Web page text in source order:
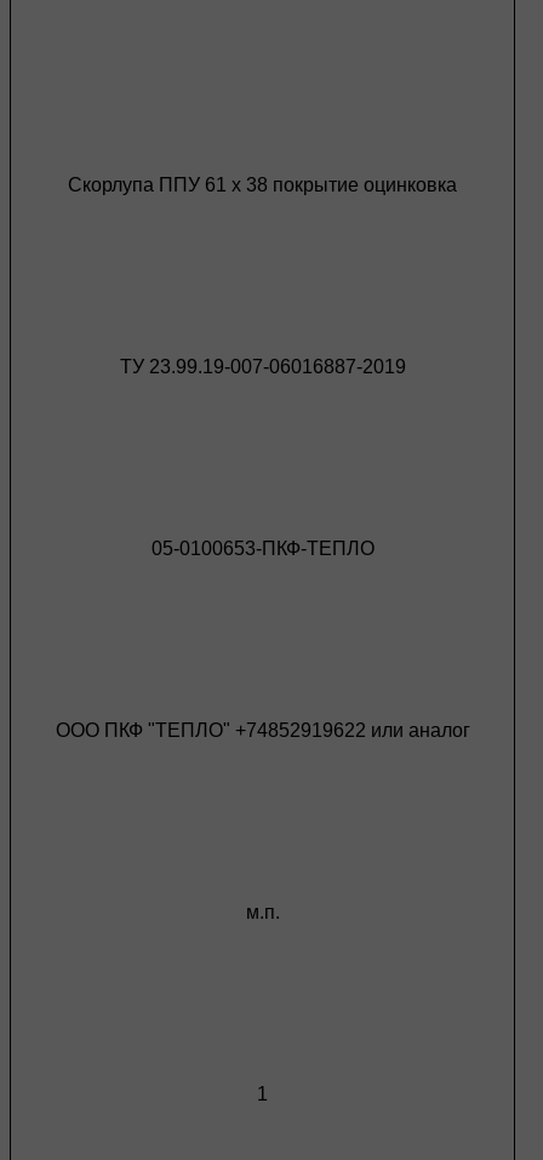
Скорлупа ППУ 61 х 38 покрытие оцинковка
ТУ 23.99.19-007-06016887-2019
05-0100653-ПКФ-ТЕПЛО
ООО ПКФ "ТЕПЛО" +74852919622 или аналог
м.п.
1